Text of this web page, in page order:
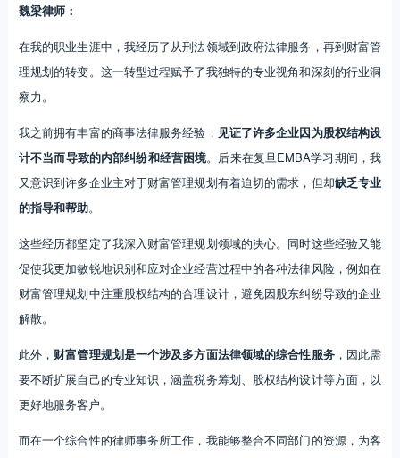
魏梁律师：
在我的职业生涯中，我经历了从刑法领域到政府法律服务，再到财富管
理规划的转变。这一转型过程赋予了我独特的专业视角和深刻的行业洞
察力。
我之前拥有丰富的商事法律服务经验， 见证了许多企业因为股权结构设
计不当而导致的内部纠纷和经营困境。后来在复旦EMBA学习期间，我
又意识到许多企业主对于财富管理规划有着迫切的需求，但却缺乏专业
的指导和帮助。
这些经历都坚定了我深入财富管理规划领域的决心。同时这些经验又能
促使我更加敏锐地识别和应对企业经营过程中的各种法律风险，例如在
财富管理规划中注重股权结构的合理设计，避免因股东纠纷导致的企业
解散。
此外， 财富管理规划是一个涉及多方面法律领域的综合性服务，因此需
要不断扩展自己的专业知识，涵盖税务筹划、股权结构设计等方面，以
更好地服务客户。
而在一个综合性的律师事务所工作，我能够整合不同部门的资源，为客